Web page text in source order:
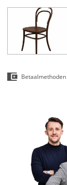
Betaalmethoden